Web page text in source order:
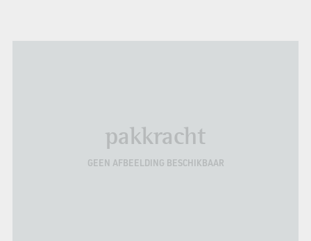
pakkracht
GEEN AFBEELDING BESCHIKBAAR